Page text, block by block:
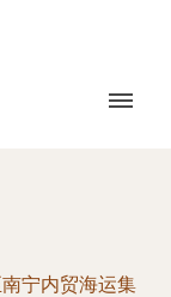
宁内贸海运集